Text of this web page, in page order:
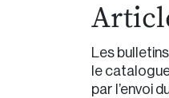
Les
le
par l’envoi